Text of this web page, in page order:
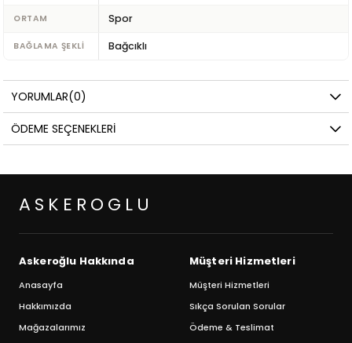
ORTAM Spor
BAĞLAMA ŞEKLI Bağcıklı
YORUMLAR(0)
ÖDEME SEÇENEKLERI
ASKEROGLU
Askeroğlu Hakkında
Anasayfa
Hakkımızda
Mağazalarımız
Müşteri Hizmetleri
Müşteri Hizmetleri
Sıkça Sorulan Sorular
Ödeme & Teslimat